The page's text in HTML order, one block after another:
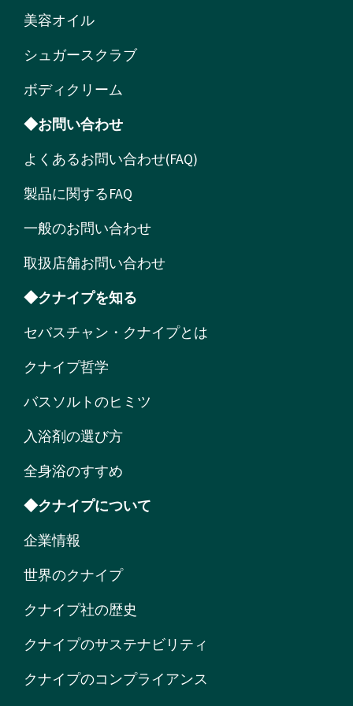
美容オイル
シュガースクラブ
ボディクリーム
◆お問い合わせ
よくあるお問い合わせ(FAQ)
製品に関するFAQ
一般のお問い合わせ
取扱店舗お問い合わせ
◆クナイプを知る
セバスチャン・クナイプとは
クナイプ哲学
バスソルトのヒミツ
入浴剤の選び方
全身浴のすすめ
◆クナイプについて
企業情報
世界のクナイプ
クナイプ社の歴史
クナイプのサステナビリティ
クナイプのコンプライアンス